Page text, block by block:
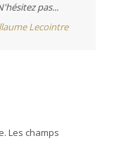
pas...
Lecointre
Les champs